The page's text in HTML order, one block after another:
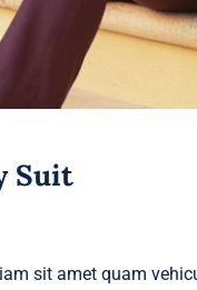
Suit
sit amet quam